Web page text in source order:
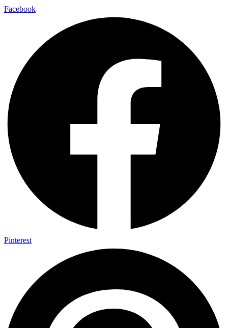
Facebook
Pinterest